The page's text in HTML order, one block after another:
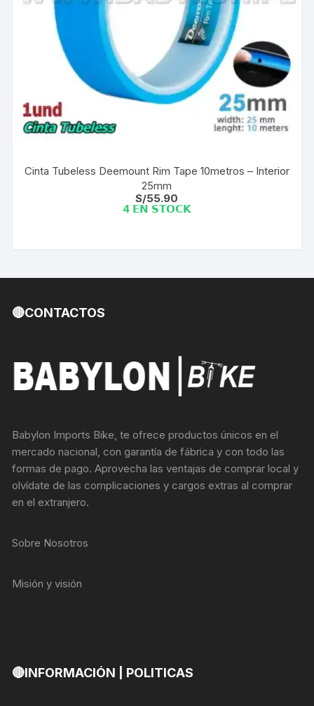
Cinta Tubeless Deemount Rim Tape 10metros – Interior
25mm
S/55.90
4 𝗘𝗡 𝗦𝗧𝗢𝗖𝗞
🔴CONTACTOS
Babylon Imports Bike, te ofrece productos únicos en el
mercado nacional, con garantía de fábrica y con todo las
formas de pago. Aprovecha las ventajas de comprar local y
olvídate de las complicaciones y cargos extras al comprar
en el extranjero.
Sobre Nosotros
Misión y visión
🔴INFORMACIÓN | POLITICAS